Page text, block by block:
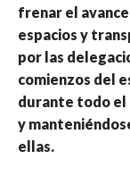
frenar el
espacios y
por las
comienzos del
durante todo el
y
ellas.